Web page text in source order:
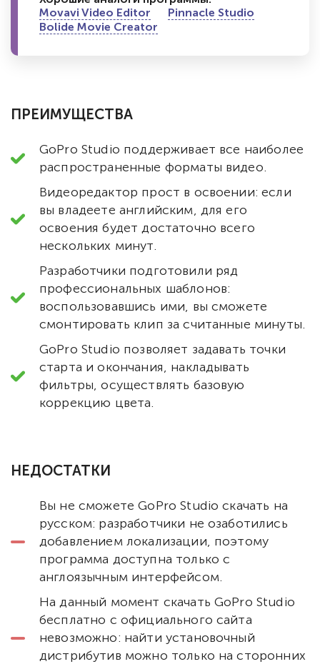
Movavi Video Editor
Pinnacle Studio
Bolide Movie Creator
ПРЕИМУЩЕСТВА
GoPro Studio поддерживает все наиболее
распространенные форматы видео.
Видеоредактор прост в освоении: если
вы владеете английским, для его
освоения будет достаточно всего
нескольких минут.
Разработчики подготовили ряд
профессиональных шаблонов:
воспользовавшись ими, вы сможете
смонтировать клип за считанные минуты.
GoPro Studio позволяет задавать точки
старта и окончания, накладывать
фильтры, осуществлять базовую
коррекцию цвета.
НЕДОСТАТКИ
Вы не сможете GoPro Studio скачать на
русском: разработчики не озаботились
добавлением локализации, поэтому
программа доступна только с
англоязычным интерфейсом.
На данный момент скачать GoPro Studio
бесплатно с официального сайта
невозможно: найти установочный
дистрибутив можно только на сторонних